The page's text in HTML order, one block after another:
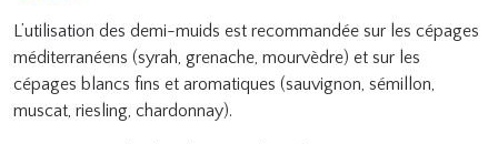
L’utilisation des demi-muids est recommandée sur les cépages
méditerranéens (syrah, grenache, mourvèdre) et sur les
cépages blancs fins et aromatiques (sauvignon, sémillon,
muscat, riesling, chardonnay).